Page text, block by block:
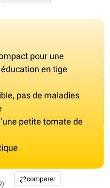
pour une
en tige
pas de maladies
petite tomate de
comparer